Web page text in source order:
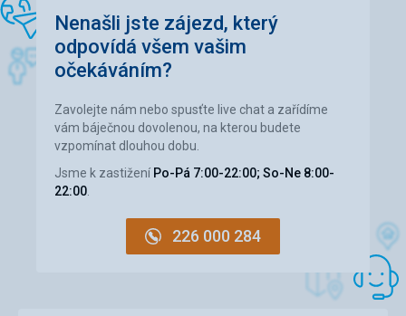
zlomení. Z dovolenky sme boli síce viac unavení z
nedostatočného spánku, ale vykompenzoval to blízky a
praktický prístup k moru.
Služby
Tato recenze byla přeložena automaticky přes Google
Translate
Nenašli jste zájezd, který
odpovídá všem vašim
očekáváním?
Zavolejte nám nebo spusťte live chat a zařídíme
vám báječnou dovolenou, na kterou budete
vzpomínat dlouhou dobu.
Jsme k zastižení Po-Pá 7:00-22:00; So-Ne 8:00-
22:00
226 000 284